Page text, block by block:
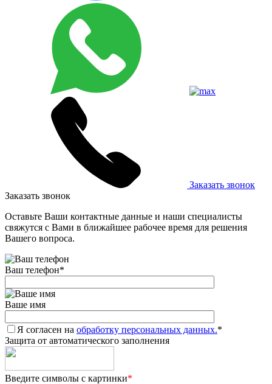
Заказать звонок
Заказать звонок
Оставьте Ваши контактные данные и наши специалисты
свяжутся с Вами в ближайшее рабочее время для решения
Вашего вопроса.
Ваш телефон*
Ваше имя
Я согласен на обработку персональных данных.*
Защита от автоматического заполнения
Введите символы с картинки*